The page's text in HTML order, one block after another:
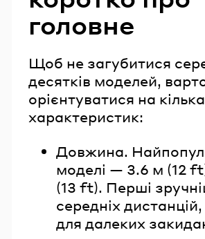
головне
Щоб не загубитися
десятків моделей,
орієнтуватися на
характеристик:
Довжина.
моделі — 3.6 м (12
(13 ft). Перші
середніх
для далеких